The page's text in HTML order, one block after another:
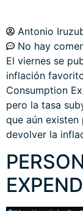
Antonio
No hay
El viernes se
inflación
Consumption
pero la tasa
que aún
devolver la